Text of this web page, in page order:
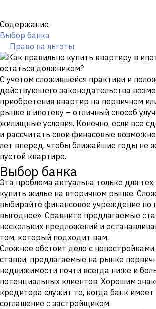
Содержание
Выбор банка
Право на льготы
С учетом сложившейся практики и
действующего законодательства
приобретения квартир на первичном
рынке в ипотеку – отличный способ
жилищные условия. Конечно, если все
и рассчитать свои финасовые
лет вперед, чтобы ближайшие годы не
пустой квартире.
Выбор банка
Эта проблема актуальна только для
купить жилье на вторичном рынке.
выбирайте финансовое учреждение по
выгоднее». Сравните предлагаемые
нескольких предложений и
том, который подходит вам.
Сложнее обстоит дело с
ставки, предлагаемые на рынке
недвижимости почти всегда ниже и
потенциальных клиентов. Хорошим
кредитора служит то, когда банк
соглашение с застройщиком.